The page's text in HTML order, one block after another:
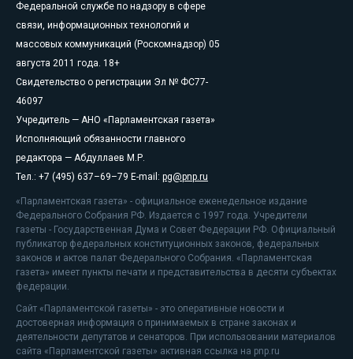
Федеральной службе по надзору в сфере
связи, информационных технологий и
массовых коммуникаций (Роскомнадзор) 05
августа 2011 года. 18+
Свидетельство о регистрации Эл № ФС77-
46097
Учредитель — АНО «Парламентская газета»
Исполняющий обязанности главного
редактора — Абдуллаев М.Р.
Тел.: +7 (495) 637–69–79 E-mail: pg@pnp.ru
«Парламентская газета» - официальное еженедельное издание
Федерального Собрания РФ. Издается с 1997 года. Учредители
газеты - Государственная Дума и Совет Федерации РФ. Официальный
публикатор федеральных конституционных законов, федеральных
законов и актов палат Федерального Собрания. «Парламентская
газета» имеет пункты печати и представительства в десяти субъектах
федерации.
Сайт «Парламентской газеты» - это оперативные новости и
достоверная информация о принимаемых в стране законах и
деятельности депутатов и сенаторов. При использовании материалов
сайта «Парламентской газеты» активная ссылка на pnp.ru